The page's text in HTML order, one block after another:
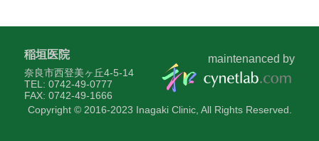
稲垣医院
奈良市西登美ヶ丘4-5-14
TEL: 0742-49-0777
FAX: 0742-49-1666
maintenanced by
Copyright © 2016-2023 Inagaki Clinic, All Rights Reserved.